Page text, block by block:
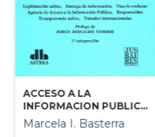
ACCESO A LA
INFORMACION PUBLICA
Y TRANSPARENCIA
Marcela I. Basterra